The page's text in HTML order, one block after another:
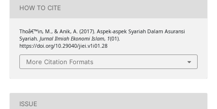
HOW TO CITE
Thoâ€™in, M., & Anik, A. (2017). Aspek-aspek Syariah Dalam Asuransi
Syariah. Jurnal Ilmiah Ekonomi Islam, 1(01).
https://doi.org/10.29040/jiei.v1i01.28
More Citation Formats
ISSUE